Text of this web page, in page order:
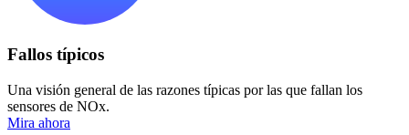
Fallos típicos
Una visión general de las razones típicas por las que fallan los
sensores de NOx.
Mira ahora